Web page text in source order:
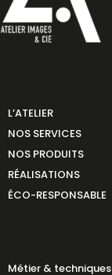
L’ATELIER
NOS SERVICES
NOS PRODUITS
RÉALISATIONS
ÉCO-RESPONSABLE
Métier & techniques